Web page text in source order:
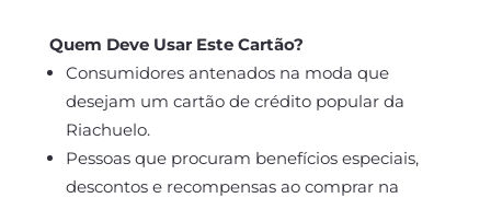
Quem Deve Usar Este Cartão?
Consumidores antenados na moda que
desejam um cartão de crédito popular da
Riachuelo.
Pessoas que procuram benefícios especiais,
descontos e recompensas ao comprar na